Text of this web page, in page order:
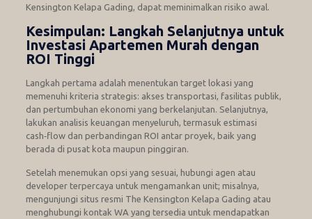
Kensington Kelapa Gading, dapat meminimalkan risiko awal.
Kesimpulan: Langkah Selanjutnya untuk
Investasi Apartemen Murah dengan
ROI Tinggi
Langkah pertama adalah menentukan target lokasi yang
memenuhi kriteria strategis: akses transportasi, fasilitas publik,
dan pertumbuhan ekonomi yang berkelanjutan. Selanjutnya,
lakukan analisis keuangan menyeluruh, termasuk estimasi
cash‑flow dan perbandingan ROI antar proyek, baik yang
berada di pusat kota maupun pinggiran.
Setelah menemukan opsi yang sesuai, hubungi agen atau
developer terpercaya untuk mengamankan unit; misalnya,
mengunjungi situs resmi The Kensington Kelapa Gading atau
menghubungi kontak WA yang tersedia untuk mendapatkan